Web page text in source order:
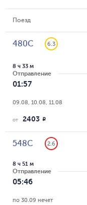
Поезд
480С 6.3
Отправление
01:57
8 ч 33 м
09.08, 10.08, 11.08
от 2403 R
548С 2.6
Отправление
05:46
8 ч 51 м
по 30.09 нечет